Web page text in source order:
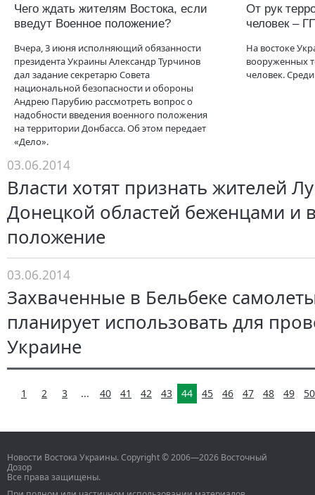
Чего ждать жителям Востока, если
введут Военное положение?
Вчера, 3 июня исполняющий обязанности
президента Украины Александр Турчинов
дал задание секретарю Совета
национальной безопасности и обороны
Андрею Парубию рассмотреть вопрос о
надобности введения военного положения
на территории Донбасса. Об этом передает
«Дело».
От рук
человек –
На востоке
вооруженных
человек.
03.06.2014
Власти хотят признать жителей
Донецкой областей беженцами и
положение
03.06.2014
Захваченные в Бельбеке
планирует использовать для
Украине
1 2 3 ... 40 41 42 43 44 45 46 47 48 49 50
Новости Востока Украины. Copyright © 2006—2026 Восточный
Дозор
Все права защищены.